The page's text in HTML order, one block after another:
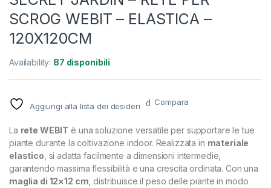
SCROG WEBIT – ELASTICA –
120X120CM
Availability: 87 disponibili
Aggiungi alla lista dei desideri Compara
La rete WEBIT è una soluzione versatile per supportare le tue
piante durante la coltivazione indoor. Realizzata in materiale
elastico , si adatta facilmente a dimensioni intermedie,
garantendo massima flessibilità e una crescita ordinata. Con una
maglia di 12×12 cm , distribuisce il peso delle piante in modo